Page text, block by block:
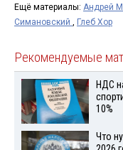
Ещё материалы: Андрей
Симановский , Глеб Хор
Рекомендуемые
НДС
10%
Что